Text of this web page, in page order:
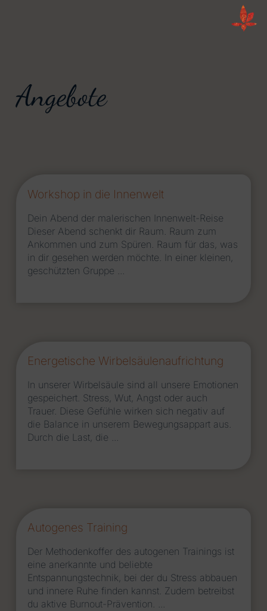
Angebote
Workshop in die Innenwelt
Dein Abend der malerischen Innenwelt-Reise
Dieser Abend schenkt dir Raum. Raum zum
Ankommen und zum Spüren. Raum für das, was
in dir gesehen werden möchte. In einer kleinen,
geschützten Gruppe ...
Energetische Wirbelsäulen­aufrichtung
­In unserer Wirbelsäule sind all unsere Emotionen
gespeichert. Stress, Wut, Angst oder auch
Trauer. Diese Gefühle wirken sich negativ auf
die Balance in unserem Bewegungsappart aus.
Durch die Last, die ...
Autogenes Training
Der Methodenkoffer des autogenen Trainings ist
eine anerkannte und beliebte
Entspannungstechnik, bei der du Stress abbauen
und innere Ruhe finden kannst. Zudem betreibst
du aktive Burnout-Prävention. ...